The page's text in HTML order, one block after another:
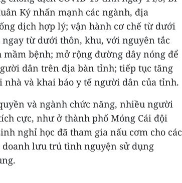
Ký nhấn mạnh các ngành, địa
dịch hợp lý; vận hành cơ chế từ dưới
từ dưới thôn, khu, với nguyên tắc
bệnh; mở rộng đường dây nóng để
dân trên địa bàn tỉnh; tiếp tục tăng
và khai báo y tế người dân của tỉnh.
và ngành chức năng, nhiều người
cực, như ở thành phố Móng Cái đội
nghỉ học đã tham gia nấu cơm cho các
lưu trú tình nguyện sử dụng